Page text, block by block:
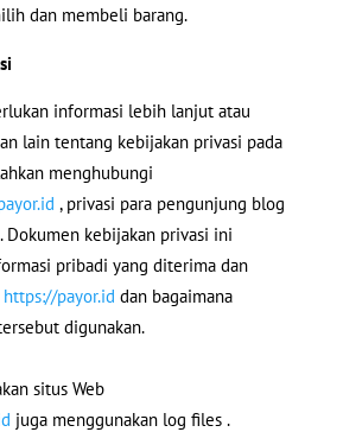
dan membeli barang.
informasi lebih lanjut atau
lain tentang kebijakan privasi pada
menghubungi
, privasi para pengunjung blog
Dokumen kebijakan privasi ini
pribadi yang diterima dan
https://payor.id dan bagaimana
digunakan.
situs Web
juga menggunakan log files .